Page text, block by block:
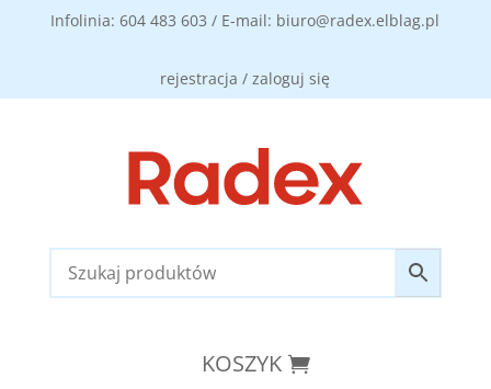
Infolinia: 604 483 603 / E-mail: biuro@radex.elblag.pl
rejestracja / zaloguj się
KOSZYK